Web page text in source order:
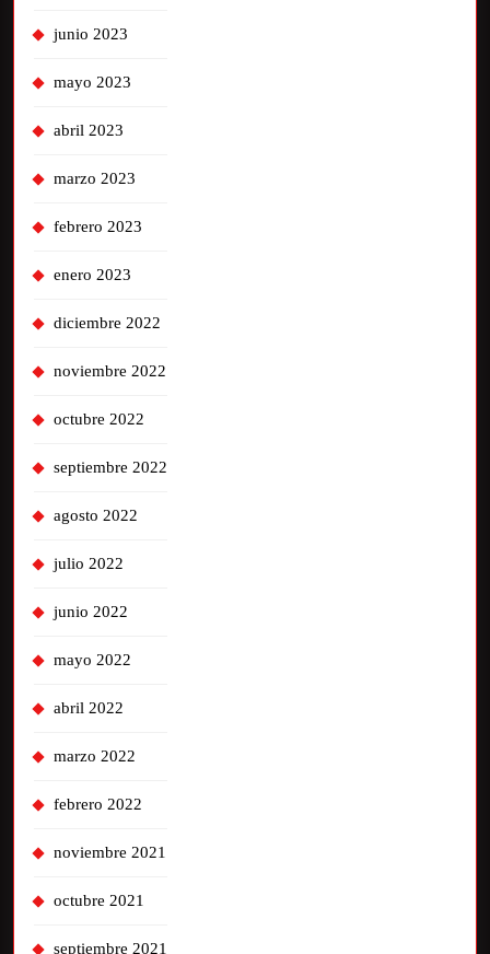
junio 2023
mayo 2023
abril 2023
marzo 2023
febrero 2023
enero 2023
diciembre 2022
noviembre 2022
octubre 2022
septiembre 2022
agosto 2022
julio 2022
junio 2022
mayo 2022
abril 2022
marzo 2022
febrero 2022
noviembre 2021
octubre 2021
septiembre 2021